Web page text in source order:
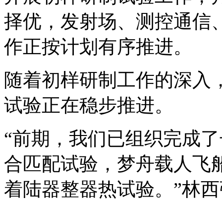
择优，发射场、测控通信
作正按计划有序推进。
随着初样研制工作的深入
试验正在稳步推进。
“前期，我们已组织完成
合匹配试验，梦舟载人飞
着陆器整器热试验。”林